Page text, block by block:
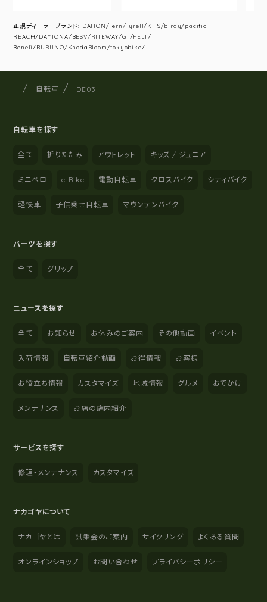
正規ディーラーブランド: DAHON/Tern/Tyrell/KHS/birdy/pacific
REACH/DAYTONA/BESV/RITEWAY/GT/FELT/
Beneli/BURUNO/KhodaBloom/tokyobike/
サイト内の現在地
サイクルショップナカゴヤ
自転車 DE03
自転車を探す
全て 折りたたみ アウトレット キッズ / ジュニア
ミニベロ e-Bike 電動自転車 クロスバイク シティバイク
軽快車 子供乗せ自転車 マウンテンバイク
パーツを探す
全て グリップ
ニュースを探す
全て お知らせ お休みのご案内 その他動画 イベント
入荷情報 自転車紹介動画 お得情報 お客様
お役立ち情報 カスタマイズ 地域情報 グルメ おでかけ
メンテナンス お店の店内紹介
サービスを探す
修理・メンテナンス カスタマイズ
ナカゴヤについて
ナカゴヤとは 試乗会のご案内 サイクリング よくある質問
オンラインショップ お問い合わせ プライバシーポリシー